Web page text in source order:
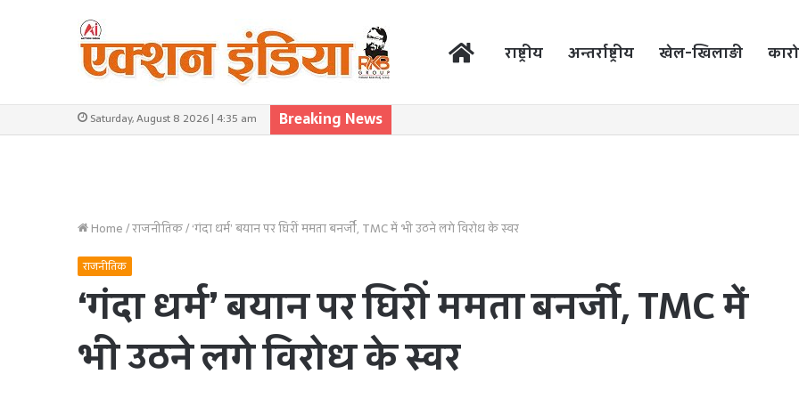
राष्ट्रीय अन्तर्राष्ट्रीय खेल-खिलाड़ी
Saturday, August 8 2026 | 4:35 am Breaking News
Home/राजनीतिक/‘गंदा धर्म’ बयान पर घिरीं ममता बनर्जी, TMC में भी उठने लगे विरोध के स्वर
राजनीतिक
‘गंदा धर्म’ बयान पर घिरीं ममता बनर्जी, TMC में
भी उठने लगे विरोध के स्वर